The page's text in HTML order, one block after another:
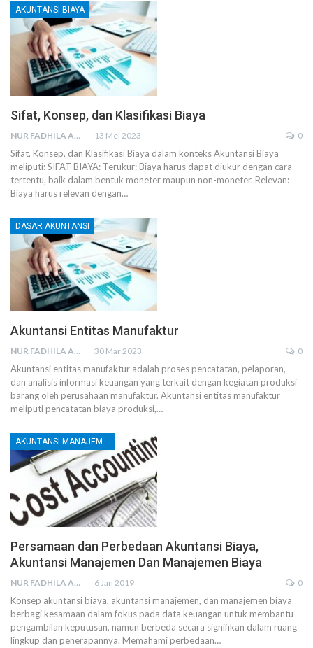
AKUNTANSI BIAYA
Sifat, Konsep, dan Klasifikasi Biaya
NUR FADHILA AMRI, SE., AK., M.SI 13 Mei 2023 0
Sifat, Konsep, dan Klasifikasi Biaya dalam konteks Akuntansi Biaya
meliputi:SIFAT BIAYA: Terukur: Biaya harus dapat diukur dengan cara
tertentu, baik dalam bentuk moneter maupun non-moneter. Relevan:
Biaya harus relevan dengan…
DASAR AKUNTANSI
Akuntansi Entitas Manufaktur
NUR FADHILA AMRI, SE., AK., M.SI 30 Mar 2023 0
Akuntansi entitas manufaktur adalah proses pencatatan, pelaporan,
dan analisis informasi keuangan yang terkait dengan kegiatan produksi
barang oleh perusahaan manufaktur. Akuntansi entitas manufaktur
meliputi pencatatan biaya produksi,…
AKUNTANSI MANAJEMEN DAN BIAYA
Persamaan dan Perbedaan Akuntansi Biaya,
Akuntansi Manajemen Dan Manajemen Biaya
NUR FADHILA AMRI, SE., AK., M.SI 6 Jan 2019 0
Konsep akuntansi biaya, akuntansi manajemen, dan manajemen biaya
berbagi kesamaan dalam fokus pada data keuangan untuk membantu
pengambilan keputusan, namun berbeda secara signifikan dalam ruang
lingkup dan penerapannya. Memahami perbedaan…